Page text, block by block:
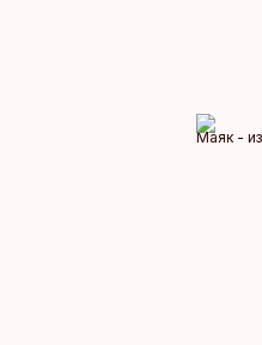
Маяк -